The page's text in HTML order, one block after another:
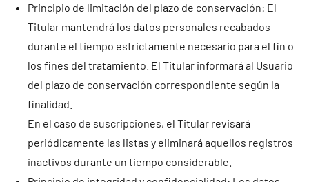
Principio de limitación del plazo de conservación: El
Titular mantendrá los datos personales recabados
durante el tiempo estrictamente necesario para el fin o
los fines del tratamiento. El Titular informará al Usuario
del plazo de conservación correspondiente según la
finalidad.
En el caso de suscripciones, el Titular revisará
periódicamente las listas y eliminará aquellos registros
inactivos durante un tiempo considerable.